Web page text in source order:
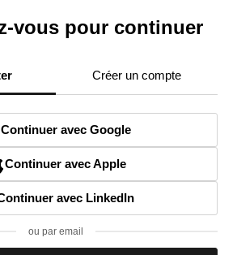
vous pour continuer
Créer un compte
Continuer avec Google
Continuer avec Apple
avec LinkedIn
ou par email